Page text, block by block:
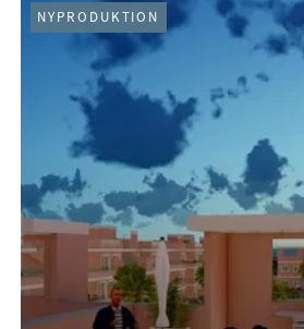
NYPRODUKTION